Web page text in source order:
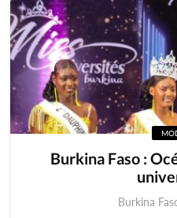
Burkina Faso :
Burkina